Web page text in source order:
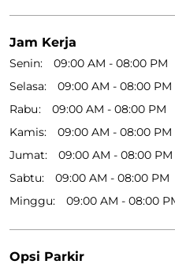
Jam Kerja
Senin
09:00 AM - 08:00 PM
Selasa
09:00 AM - 08:00 PM
Rabu
09:00 AM - 08:00 PM
Kamis
09:00 AM - 08:00 PM
Jumat
09:00 AM - 08:00 PM
Sabtu
09:00 AM - 08:00 PM
Minggu
09:00 AM - 08:00
Opsi Parkir